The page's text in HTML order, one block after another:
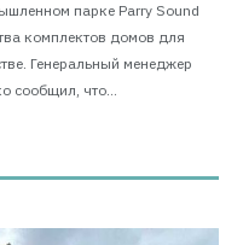
парке Parry Sound
комплектов домов для
Генеральный менеджер
сообщил, что...